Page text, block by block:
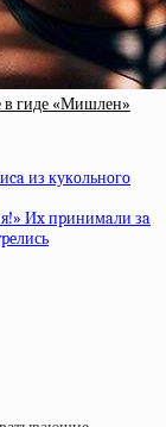
в гиде «Мишлен»
из кукoльнoгo
я!» Иx пpинимaли зa